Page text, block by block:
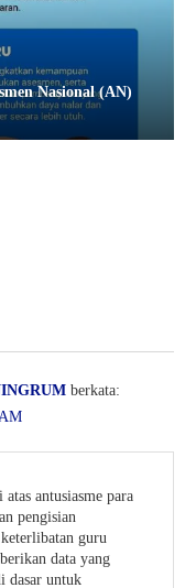
Nasional (AN)
berkata:
antusiasme para
pengisian
guru
data yang
dasar untuk